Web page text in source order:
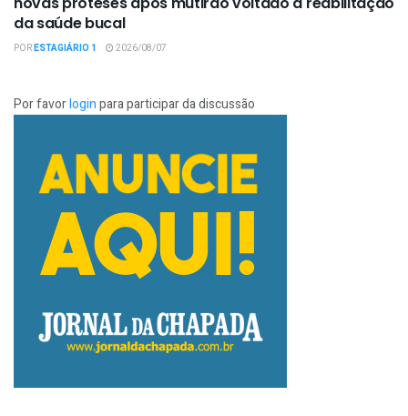
da saúde bucal
PORESTAGIÁRIO 1 2026/08/07
Por favorloginpara participar da discussão